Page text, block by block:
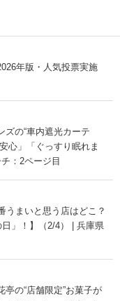
年版・人気投票実施
の“車内遮光カーテ
心」「ぐっすり眠れま
：2ページ目
まいと思う店はどこ？
日」！】（2/4） | 兵庫県
亭の“店舗限定”お菓子が